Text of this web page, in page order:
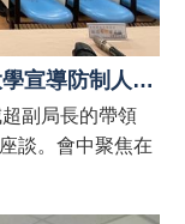
為宣導對象之申
：受理以外籍漁
象之申請。聯絡
士宣導團 #防制
苗栗縣政府防制
官方帳號貓裏
與外籍生有約 苗警前進育達科技大學宣導防制人口販運
副局長的帶領
談。會中聚焦在
及犯罪預防宣